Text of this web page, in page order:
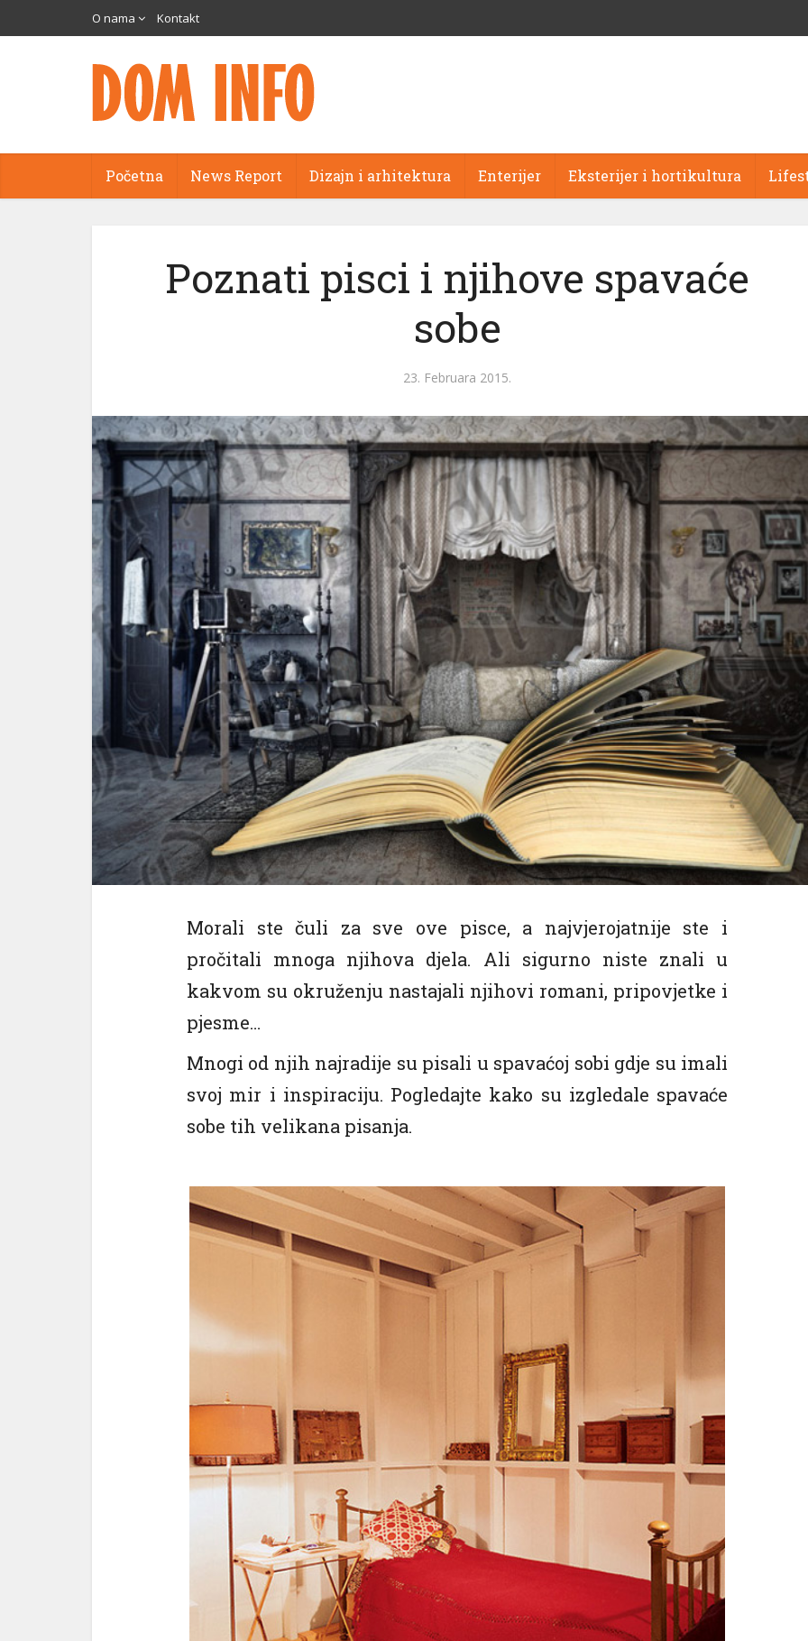
O nama Kontakt
Početna News Report Dizajn i arhitektura Enterijer Eksterijer i hortikultura
Poznati pisci i njihove spavaće
sobe
23. Februara 2015.
Morali ste čuli za sve ove pisce, a najvjerojatnije ste i
pročitali mnoga njihova djela. Ali sigurno niste znali u
kakvom su okruženju nastajali njihovi romani, pripovjetke i
pjesme…
Mnogi od njih najradije su pisali u spavaćoj sobi gdje su imali
svoj mir i inspiraciju. Pogledajte kako su izgledale spavaće
sobe tih velikana pisanja.